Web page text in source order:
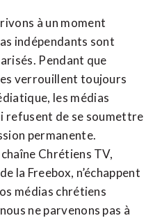
à un moment
indépendants sont
Pendant que
verrouillent toujours
les médias
refusent de se soumettre
permanente.
Chrétiens TV,
la Freebox, n’échappent
médias chrétiens
ne parvenons pas à